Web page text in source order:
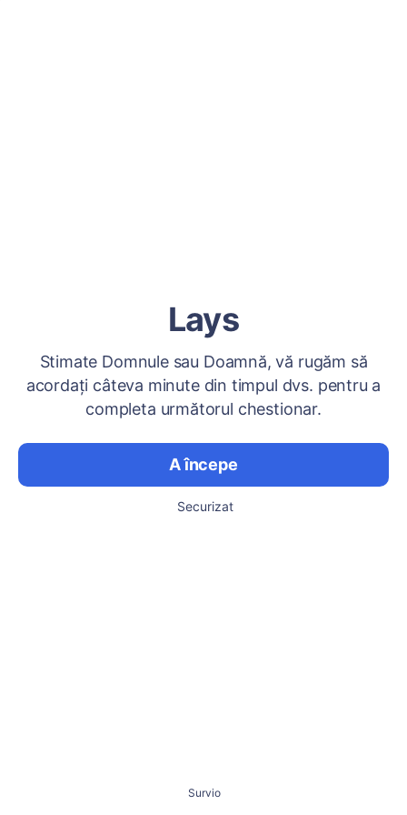
Lays
Stimate Domnule sau Doamnă, vă rugăm să
acordați câteva minute din timpul dvs. pentru a
completa următorul chestionar.
A începe
Securizat
Survio